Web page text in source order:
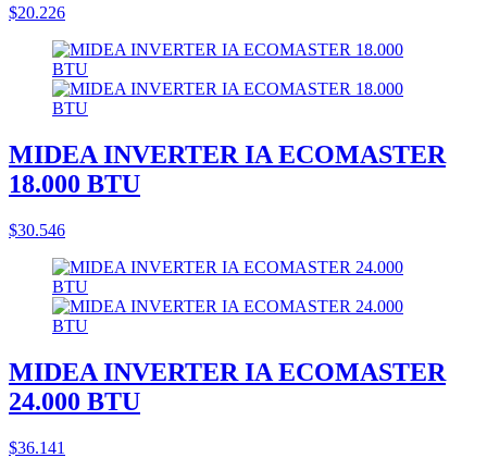
$20.226
MIDEA INVERTER IA ECOMASTER
18.000 BTU
$30.546
MIDEA INVERTER IA ECOMASTER
24.000 BTU
$36.141